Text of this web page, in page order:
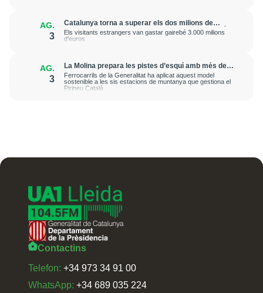
AG.
3
Catalunya torna a superar els dos milions de
turistes internacionals en un mes de juny després
de sis anys
Els visitants estrangers van gastar gairebé 3.000 milions
d'euros
AG.
3
La Molina prepara les pistes d’esquí amb més de
3.000 ovelles
Ferrocarrils de la Generalitat ha aplicat aquest model
sostenible a les sis estacions de muntanya que gestiona el
Pirineu Català
Contactins
Telefon: +34 973 34 91 00
WhatsApp: +34 689 035 224